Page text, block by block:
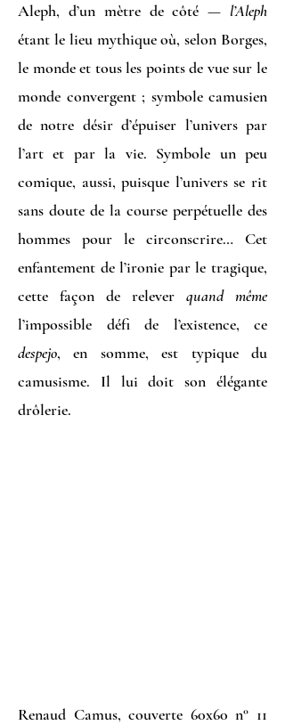
Aleph, d’un mètre de côté — l’Aleph
étant le lieu mythique où, selon Borges,
le monde et tous les points de vue sur le
monde convergent ; symbole camusien
de notre désir d’épuiser l’univers par
l’art et par la vie. Symbole un peu
comique, aussi, puisque l’univers se rit
sans doute de la course perpétuelle des
hommes pour le circonscrire… Cet
enfantement de l’ironie par le tragique,
cette façon de relever quand même
l’impossible défi de l’existence, ce
despejo, en somme, est typique du
camusisme. Il lui doit son élégante
drôlerie.
Renaud Camus, couverte 60x60 n° 11